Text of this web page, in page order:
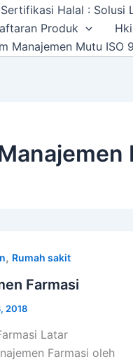
Halal : Solusi
Produk
Hki
Manajemen Mutu ISO
, Rumah sakit
Farmasi
2018
Latar
Farmasi oleh